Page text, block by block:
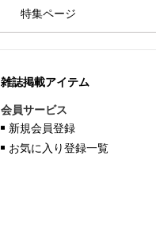
特集ページ
雑誌掲載アイテム
会員サービス
新規会員登録
お気に入り登録一覧